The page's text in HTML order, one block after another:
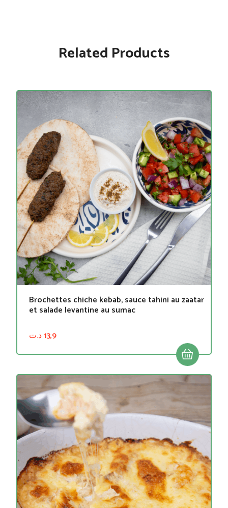
Related Products
Brochettes chiche kebab, sauce tahini au zaatar
et salade levantine au sumac
13,9د.ت